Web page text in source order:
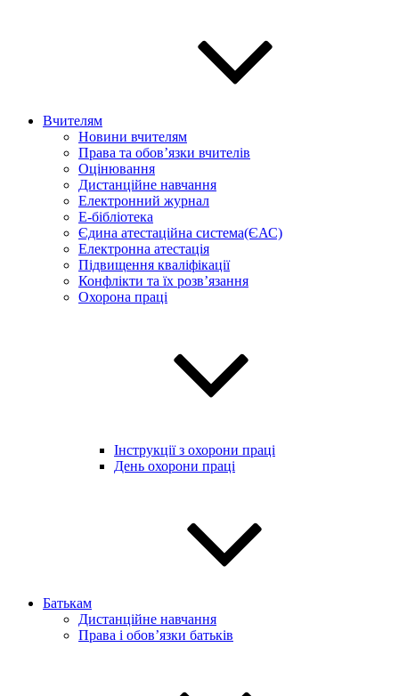
Вчителям
Новини вчителям
Права та обов’язки вчителів
Оцінювання
Дистанційне навчання
Електронний журнал
E-бібліотека
Єдина атестаційна система(ЄАС)
Електронна атестація
Підвищення кваліфікації
Конфлікти та їх розв’язання
Охорона праці
Інструкції з охорони праці
День охорони праці
Батькам
Дистанційне навчання
Права і обов’язки батьків